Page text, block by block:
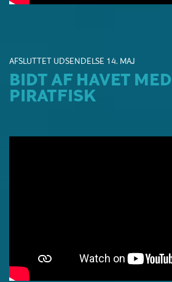
AFSLUTTET UDSENDELSE 14. MAJ
BIDT AF HAVET
PIRATFISK